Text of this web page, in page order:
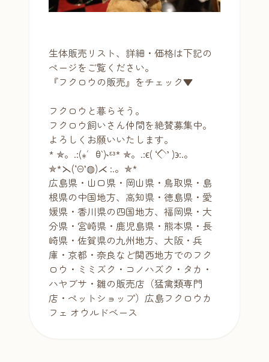
生体販売リスト、詳細・価格は下記の
ページをご覧ください。
『フクロウの販売』をチェック▼
フクロウと暮らそう。
フクロウ飼いさん仲間を絶賛募集中。
よろしくお願いいたします。
* ✯。.:(⁎′ꃪ‵)˞ᵋᵌ* ✯。.:ϵ( ‘◇’ )϶:.。
✯*⋋(‘Θ’◍)⋌ :.。✯*
広島県・山口県・岡山県・鳥取県・島
根県の中国地方、高知県・徳島県・愛
媛県・香川県の四国地方、福岡県・大
分県・宮崎県・鹿児島県・熊本県・長
崎県・佐賀県の九州地方、大阪・兵
庫・京都・奈良など関西地方でのフク
ロウ・ミミズク・コノハズク・タカ・
ハヤブサ・雛の販売店（猛禽類専門
店・ペットショップ）広島フクロウカ
フェ オウルドベース